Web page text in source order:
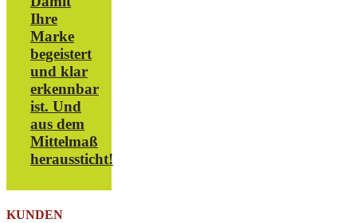
Ihre
Marke
begeistert
und klar
erkennbar
ist. Und
aus dem
Mittelmaß
heraussticht!
KUNDEN